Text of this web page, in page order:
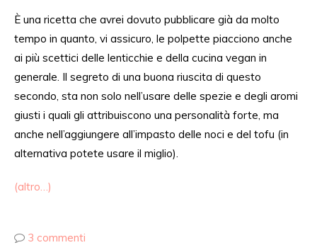
È una ricetta che avrei dovuto pubblicare già da molto
tempo in quanto, vi assicuro, le polpette piacciono anche
ai più scettici delle lenticchie e della cucina vegan in
generale. Il segreto di una buona riuscita di questo
secondo, sta non solo nell’usare delle spezie e degli aromi
giusti i quali gli attribuiscono una personalità forte, ma
anche nell’aggiungere all’impasto delle noci e del tofu (in
alternativa potete usare il miglio).
(altro…)
3 commenti